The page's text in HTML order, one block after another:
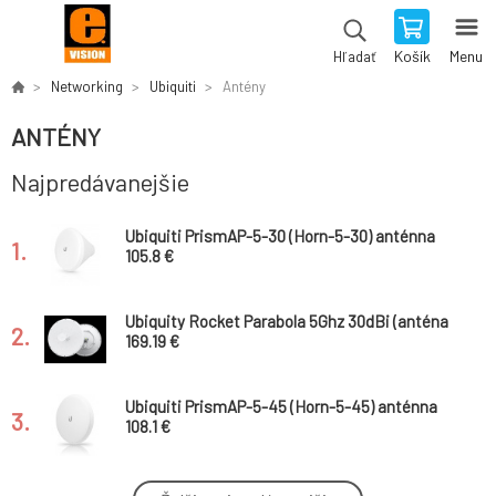
Hľadať Košík Menu
Networking Ubiquiti Antény
ANTÉNY
Najpredávanejšie
1.
Ubiquiti PrismAP-5-30 (Horn-5-30) anténna
pro PrismStation 30st.
105.8 €
2.
Ubiquity Rocket Parabola 5Ghz 30dBi (anténa
s rocket príslušenstvom, bez rocket)
169.19 €
3.
Ubiquiti PrismAP-5-45 (Horn-5-45) anténna
pro PrismStation 45st.
108.1 €
Ubiquity AirMax 5Ghz 17dBi 90 stupňov